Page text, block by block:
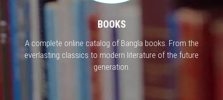
BOOKS
A complete online catalog of Bangla books. From the
everlasting classics to modern literature of the future
generation.